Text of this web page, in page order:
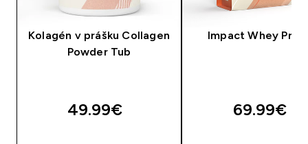
Kolagén v prášku Collagen
Powder Tub
49.99€‎
Impact Whey
69.99€‎